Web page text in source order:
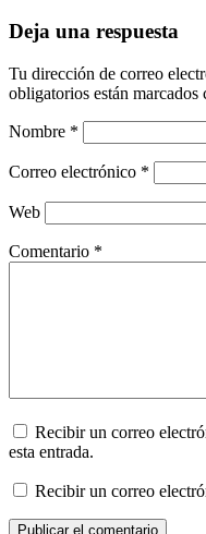
Deja una respuesta
Tu dirección de correo
obligatorios están marcados
Nombre *
Correo electrónico *
Web
Comentario *
Recibir un correo
esta entrada.
Recibir un correo